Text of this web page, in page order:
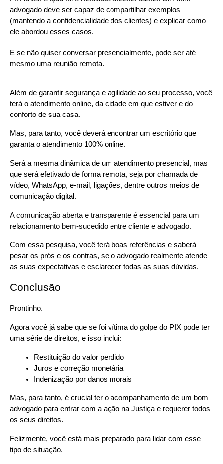
advogado deve ser capaz de compartilhar exemplos
(mantendo a confidencialidade dos clientes) e explicar como
ele abordou esses casos.
E se não quiser conversar presencialmente, pode ser até
mesmo uma reunião remota.
Além de garantir segurança e agilidade ao seu processo, você
terá o atendimento online, da cidade em que estiver e do
conforto de sua casa.
Mas, para tanto, você deverá encontrar um escritório que
garanta o atendimento 100% online.
Será a mesma dinâmica de um atendimento presencial, mas
que será efetivado de forma remota, seja por chamada de
vídeo, WhatsApp, e-mail, ligações, dentre outros meios de
comunicação digital.
A comunicação aberta e transparente é essencial para um
relacionamento bem-sucedido entre cliente e advogado.
Com essa pesquisa, você terá boas referências e saberá
pesar os prós e os contras, se o advogado realmente atende
as suas expectativas e esclarecer todas as suas dúvidas.
Conclusão
Prontinho.
Agora você já sabe que se foi vítima do golpe do PIX pode ter
uma série de direitos, e isso inclui:
Restituição do valor perdido
Juros e correção monetária
Indenização por danos morais
Mas, para tanto, é crucial ter o acompanhamento de um bom
advogado para entrar com a ação na Justiça e requerer todos
os seus direitos.
Felizmente, você está mais preparado para lidar com esse
tipo de situação.